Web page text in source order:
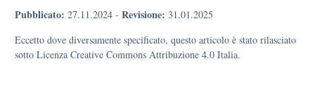
Pubblicato: 27.11.2024 - Revisione: 31.01.2025
Eccetto dove diversamente specificato, questo articolo è stato rilasciato
sotto Licenza Creative Commons Attribuzione 4.0 Italia.